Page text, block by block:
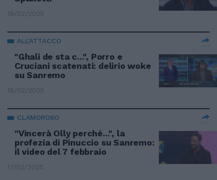
19/02/2025
ALL'ATTACCO
"Ghali de sta c...", Porro e
Cruciani scatenati: delirio woke
su Sanremo
18/02/2025
CLAMOROSO
"Vincerà Olly perché...", la
profezia di Pinuccio su Sanremo:
il video del 7 febbraio
17/02/2025